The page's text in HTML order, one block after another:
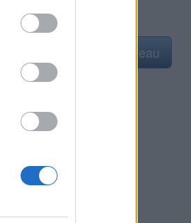
Ajouter un point d'eau